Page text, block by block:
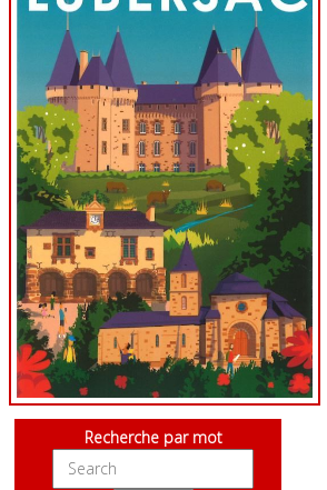
Recherche par mot